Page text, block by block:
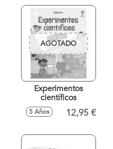
AGOTADO
Experimentos
científicos
5 Años 12,95 €